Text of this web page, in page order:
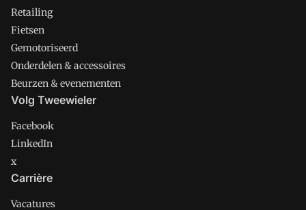
Retailing
Fietsen
Gemotoriseerd
Onderdelen & accessoires
Beurzen & evenementen
Volg Tweewieler
Facebook
LinkedIn
x
Carrière
Vacatures